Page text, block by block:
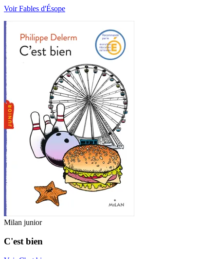
Voir Fables d'Ésope
Milan junior
C'est bien